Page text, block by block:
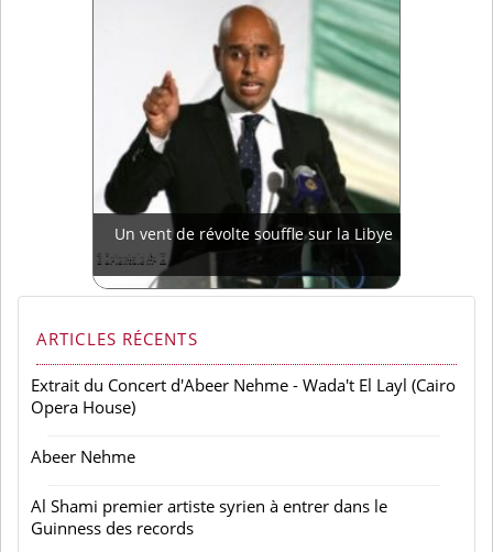
Un vent de révolte souffle sur la Libye
ARTICLES RÉCENTS
Extrait du Concert d'Abeer Nehme - Wada't El Layl (Cairo
Opera House)
Abeer Nehme
Al Shami premier artiste syrien à entrer dans le
Guinness des records